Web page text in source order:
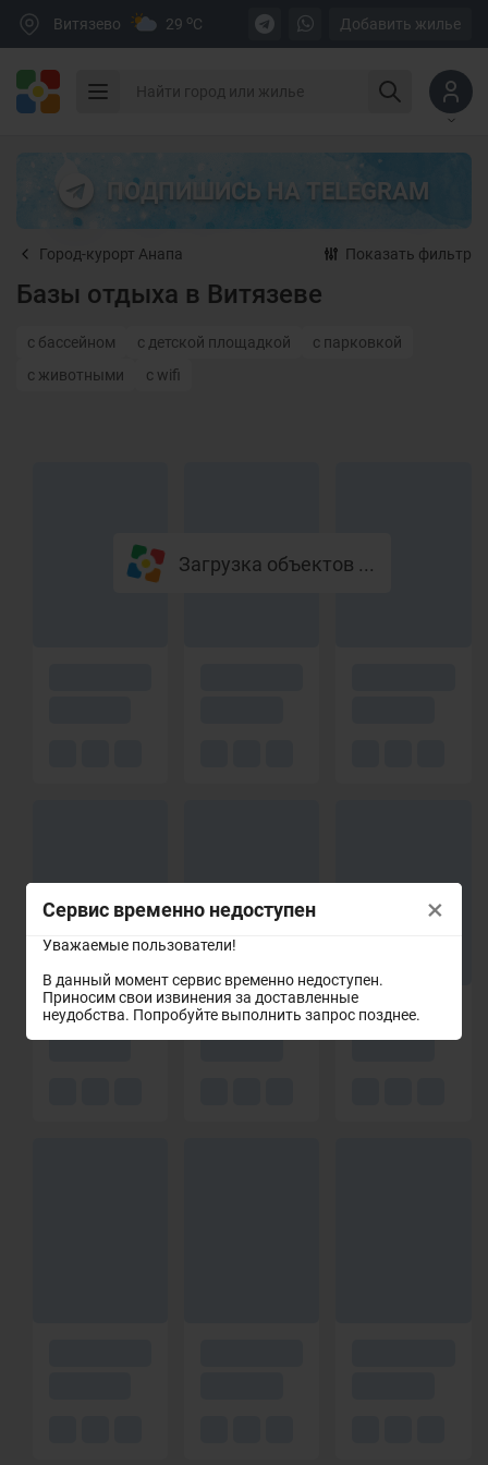
Сервис временно недоступен
Уважаемые пользователи!
В данный момент сервис временно недоступен.
Приносим свои извинения за доставленные
неудобства. Попробуйте выполнить запрос позднее.
×
Витязево 29 oC Добавить жилье
ПОДПИШИСЬ НА TELEGRAM
Город-курорт Анапа Показать фильтр
Базы отдыха в Витязеве
с бассейном с детской площадкой
с парковкой
с животными
с wifi
Загрузка объектов ...